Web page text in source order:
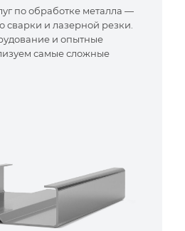
по обработке металла —
сварки и лазерной резки.
и опытные
самые сложные